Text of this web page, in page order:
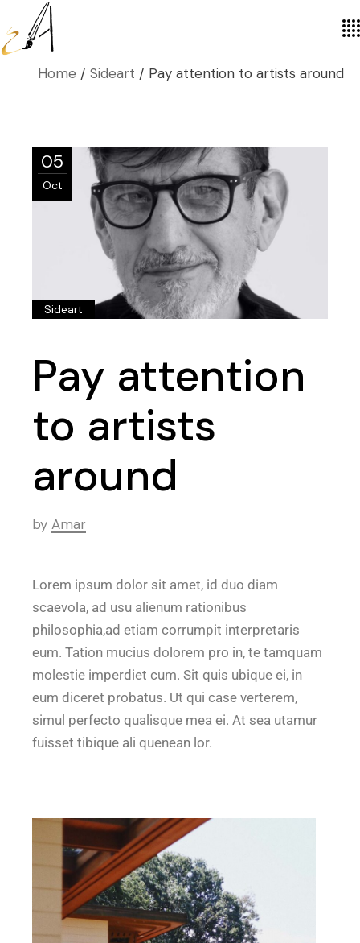
Home Sideart Pay attention to artists around
05
Oct
Sideart
Pay attention
to artists
around
by Amar
Lorem ipsum dolor sit amet, id duo diam
scaevola, ad usu alienum rationibus
philosophia,ad etiam corrumpit interpretaris
eum. Tation mucius dolorem pro in, te tamquam
molestie imperdiet cum. Sit quis ubique ei, in
eum diceret probatus. Ut qui case verterem,
simul perfecto qualisque mea ei. At sea utamur
fuisset tibique ali quenean lor.